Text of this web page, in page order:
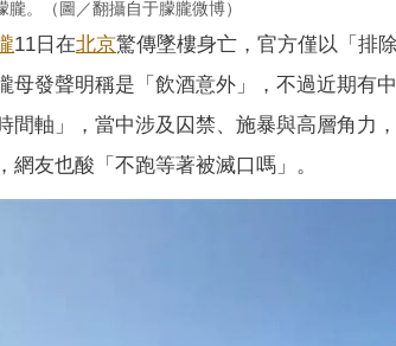
朧。（圖／翻攝自于朦朧微博）
11日在北京驚傳墜樓身亡，官方僅以「排
母發聲明稱是「飲酒意外」，不過近期有
間軸」，當中涉及囚禁、施暴與高層角力
，網友也酸「不跑等著被滅口嗎」。